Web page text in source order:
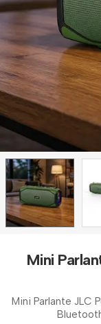
Mini
Mini Parlante JLC